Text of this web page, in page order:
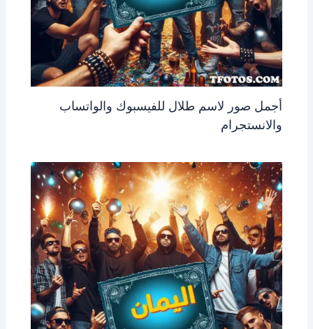
أجمل صور لاسم طلال للفيسبوك والواتساب
والانستجرام